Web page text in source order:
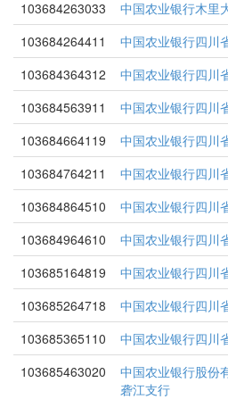
103684263033 中国农业银行木里
103684264411
中国农业银行四川
103684364312
中国农业银行四川
103684563911
中国农业银行四川
103684664119
中国农业银行四川
103684764211
中国农业银行四川
103684864510
中国农业银行四川
103684964610
中国农业银行四川
103685164819
中国农业银行四川
103685264718
中国农业银行四川
103685365110
中国农业银行四川
103685463020
中国农业银行股份
砻江支行